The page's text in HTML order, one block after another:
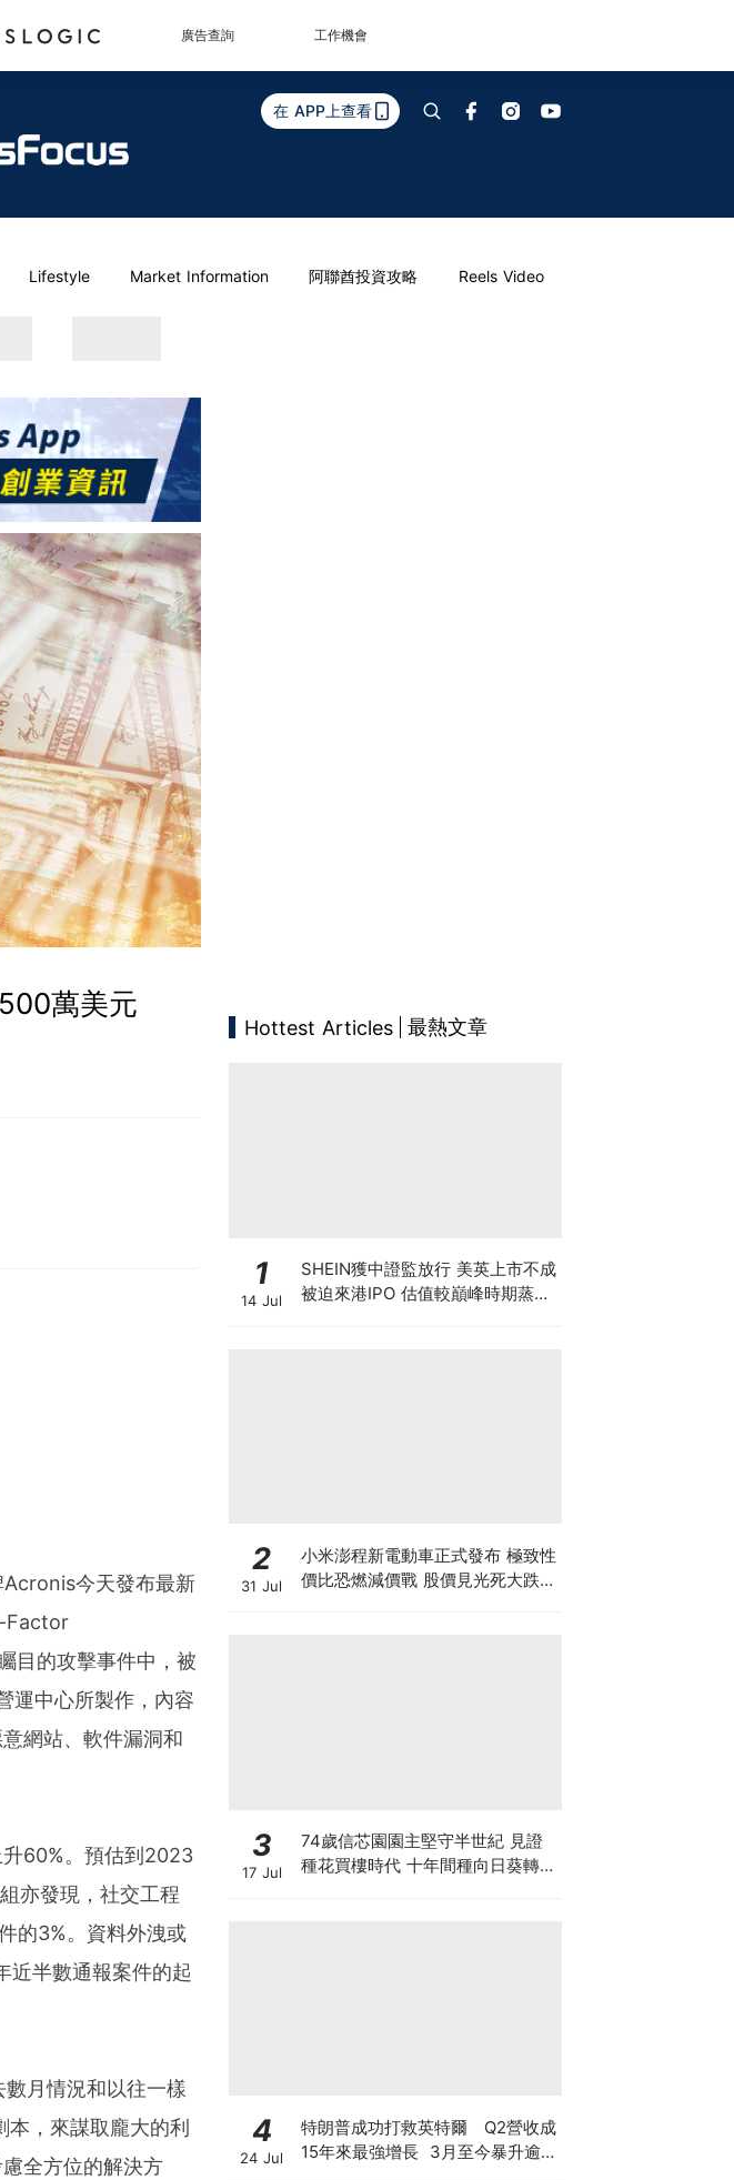
廣告查詢 工作機會
在 APP上查看
Lifestyle Market Information 阿聯酋投資攻略 Reels Video
萬美元
investors relation
in Hong Ko
今天發布最新
Factor
目的攻擊事件中，被
運中心所製作，內容
網站、軟件漏洞和
60%。預估到2023
亦發現，社交工程
的3%。資料外洩或
近半數通報案件的起
月情況和以往一樣
，來謀取龐大的利
全方位的解決方
Hottest Articles 最熱文章
1
14 Jul
SHEIN獲中證監放行 美英上市不成
被迫來港IPO 估值較巔峰時期蒸發
2
31 Jul
小米澎程新電動車正式發布 極致性
價比恐燃減價戰 股價見光死大跌
3
17 Jul
74歲信芯園園主堅守半世紀 見證
種花買樓時代 十年間種向日葵轉型
4
24 Jul
特朗普成功打救英特爾 Q2營收成
15年來最強增長 3月至今暴升逾2